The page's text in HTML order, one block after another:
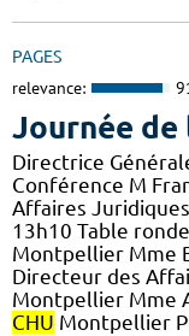
PAGES
relevance:
Journée
Directrice
Conférence M
Affaires
13h10 Table
Montpellier Mme
Directeur des
Montpellier Mme
CHU Montpellier